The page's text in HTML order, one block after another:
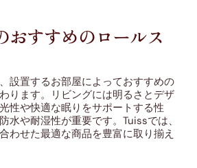
おすすめのロールス
設置するお部屋によっておすすめの
ります。リビングには明るさとデザ
性や快適な眠りをサポートする性
水や耐湿性が重要です。Tuissでは、
わせた最適な商品を豊富に取り揃え